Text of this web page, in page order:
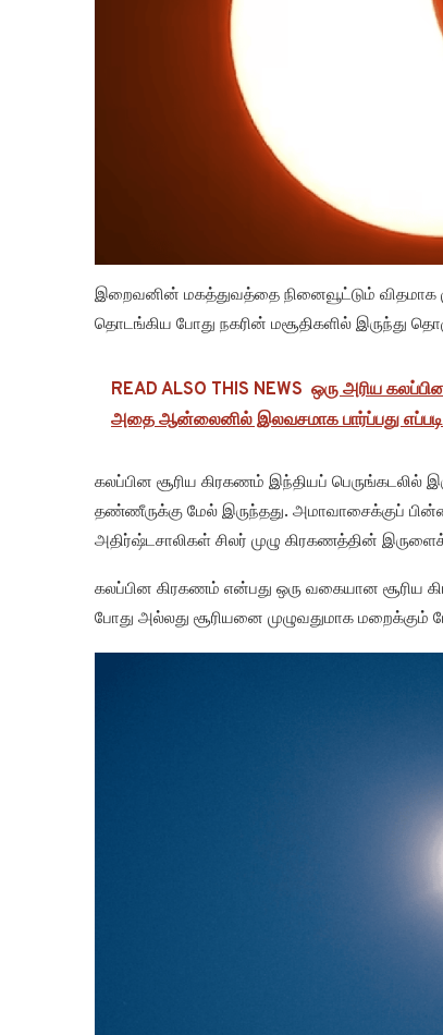
இறைவனின் மகத்துவத்தை நினைவூட்டும்
தொடங்கிய போது நகரின் மசூதிகளில் இருந்து
READ ALSO THIS NEWS ஒரு அரிய
அதை ஆன்லைனில் இலவசமாக பார்ப்பது
கலப்பின சூரிய கிரகணம் இந்தியப் பெருங்கடலில்
தண்ணீருக்கு மேல் இருந்தது. அமாவாசைக்குப்
அதிர்ஷ்டசாலிகள் சிலர் முழு கிரகணத்தின்
கலப்பின கிரகணம் என்பது ஒரு வகையான சூரிய
போது அல்லது சூரியனை முழுவதுமாக மறைக்கும்